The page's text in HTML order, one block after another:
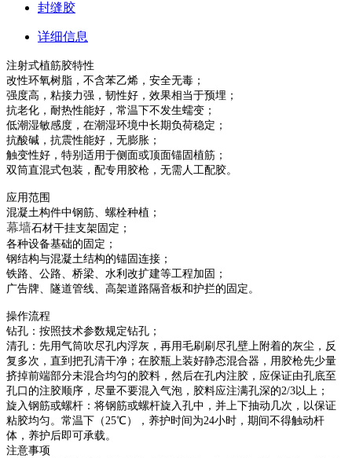
封缝胶
详细信息
注射式植筋胶特性
改性环氧树脂 ，不含苯乙烯，安全无毒；
强度高，粘接力强，韧性好，效果相当于预埋；
抗老化，耐热性能好，常温下不发生蠕变；
低潮湿敏感度，在潮湿环境中长期负荷稳定；
抗酸碱，抗震性能好，无膨胀；
触变性好，特别适用于侧面或顶面锚固植筋；
双筒直混式包装，配专用 胶枪 ，无需人工配胶。
应用范围
混凝土构件中钢筋 螺栓种植；
幕墙石材干挂支架固定；
各种设备基础的固定；
钢结构与混凝土结构的锚固连接；
铁路、公路、桥梁、水利改扩建等工程加固；
广告牌 、隧道管线、高架道路 隔音板和护拦的固定。
操作流程
钻孔：按照技术参数规定钻孔；
清孔：先用气筒吹尽孔内浮灰，再用毛刷 刷尽孔壁上附着的灰尘，反
复多次，直到把孔清干净；在胶瓶上装好静态混合器 ，用胶枪先少量
挤掉前端部分未混合均匀的胶料，然后在孔内注胶，应保证由孔底至
孔口的注胶顺序，尽量不要混入气泡，胶料应注满孔深的2/3以上；
旋入钢筋或螺杆 ：将钢筋或螺杆旋入孔中，并上下抽动几次，以保证
粘胶均匀。常温下（ 25℃），养护时间为24小时，期间不得触动杆
体，养护后即可承载。
注意事项